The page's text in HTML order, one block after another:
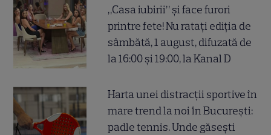
„Casa iubirii” și face furori
printre fete! Nu ratați ediția de
sâmbătă, 1 august, difuzată de
la 16:00 și 19:00, la Kanal D
Harta unei distracții sportive în
mare trend la noi în București:
padle tennis. Unde găsești